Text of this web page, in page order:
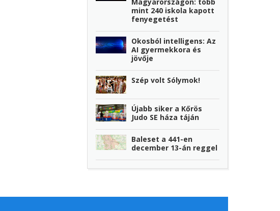
Magyarországon: több
mint 240 iskola kapott
fenyegetést
Okosból intelligens: Az
AI gyermekkora és
jövője
Szép volt Sólymok!
Újabb siker a Kőrös
Judo SE háza táján
Baleset a 441-en
december 13-án reggel